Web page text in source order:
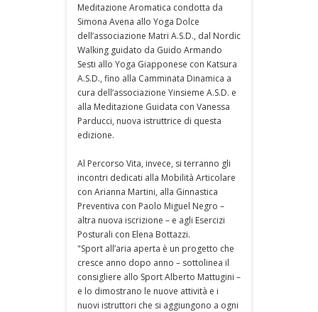
Meditazione Aromatica condotta da
Simona Avena allo Yoga Dolce
dell’associazione Matri A.S.D., dal Nordic
Walking guidato da Guido Armando
Sesti allo Yoga Giapponese con Katsura
A.S.D., fino alla Camminata Dinamica a
cura dell’associazione Yinsieme A.S.D. e
alla Meditazione Guidata con Vanessa
Parducci, nuova istruttrice di questa
edizione.
Al Percorso Vita, invece, si terranno gli
incontri dedicati alla Mobilità Articolare
con Arianna Martini, alla Ginnastica
Preventiva con Paolo Miguel Negro –
altra nuova iscrizione – e agli Esercizi
Posturali con Elena Bottazzi.
"Sport all’aria aperta è un progetto che
cresce anno dopo anno – sottolinea il
consigliere allo Sport Alberto Mattugini –
e lo dimostrano le nuove attività e i
nuovi istruttori che si aggiungono a ogni